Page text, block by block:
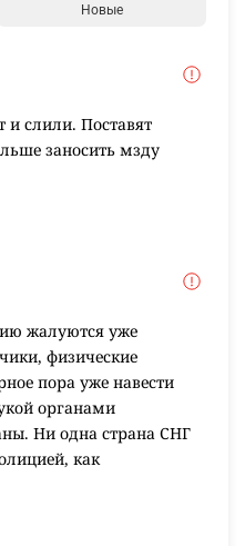
Новые
и слили. Поставят
заносить мзду
жалуются уже
физические
пора уже навести
органами
Ни одна страна СНГ
как